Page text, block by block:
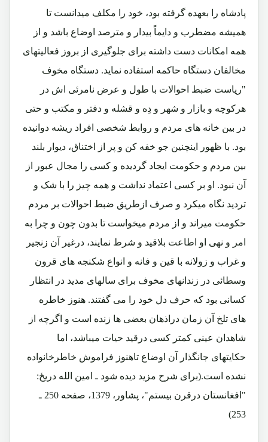
پادشاه را بعهده گرفته بود، خود را مکلف میدانست تا
همیشه مضطرب و دایماً بیدار و مترصد اوضاع باشد و از
همه امکانات دست داشته برای جلوگیری از بروز فعالیتهای
مخالفان دستگاه حاکمه استفاده نماید. دستگاه مخوف
"ریاست ضبط احوالات با طول و عرض نامرئی اش در
هرکوچه و بازار و شهر و دِه و قشله و دفتر و مکتب و حتی
در بین خانه های مردم و روابط شخصی افراد ریشه دوانیده
بود. با ظهور اینچنین جو خفه کن و پر از اختناق، دیوار بلند
بین مردم و حکومت ایجاد گردیده و کسی را مجال عبور از
آن نبود. او بر کسی اعتماد نداشت و همه چیز را با شک و
تردید نگاه میکرد و صرف ازطریق ضبط احوالات بر مردم
حکومت میراند و از مردم میخواست تا بدون چون و چرا به
امر و نهی او اطاعت بلاقید و شرط نمایند، درغیر آن زنجیر
و غراب و زولانه با قین و فانه و انواع شکنجه های قرون
وسطائی در زندانهای مخوف برای سالهای مدید در انتظار
کسانی بود که حرف دل خود را می گفتند. هنوز خاطره
های تلخ آن زمان دراذهان بعضی ها زنده است و اگرچه از
شاهدان عینی کمتر کسی درقید حیات میباشد، اما
حکایتهای جانگذار آن اوضاع تاهنوز فراموش خاطرخانواده
نشده است.(برای شرح مزید دیده شود ـ امین الله دریځ:
"افغانستان درقرن بیستم"، پشاور، 1379، صفحه 250 ـ
253)